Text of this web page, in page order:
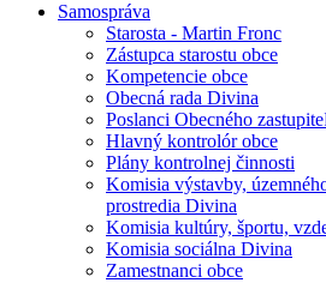
Samospráva
Starosta - Martin Fronc
Zástupca starostu obce
Kompetencie obce
Obecná rada Divina
Poslanci Obecného
Hlavný kontrolór obce
Plány kontrolnej činnosti
Komisia výstavby,
prostredia Divina
Komisia kultúry, športu,
Komisia sociálna Divina
Zamestnanci obce